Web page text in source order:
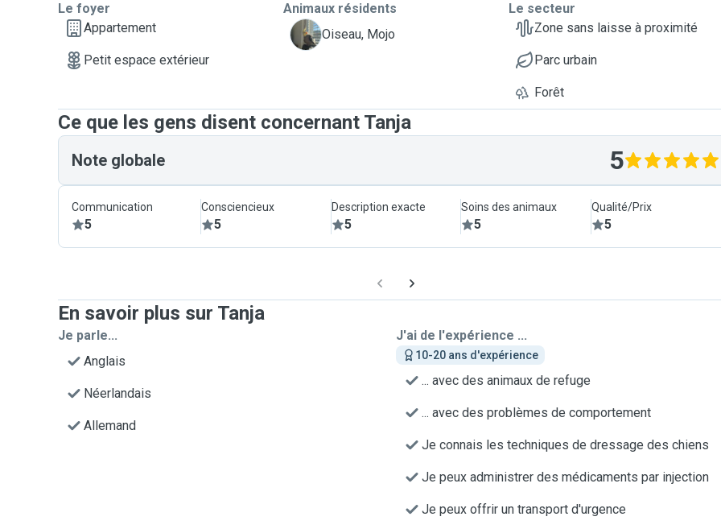
Le foyer
Appartement
Petit espace extérieur
Animaux résidents
M
Oiseau, Mojo
Le secteur
Zone sans laisse à proximité
Parc urbain
Forêt
Ce que les gens disent concernant Tanja
Note globale 5
Communication
5
Consciencieux
5
Description exacte
5
Soins des animaux
5
Qualité/Prix
5
En savoir plus sur Tanja
Je parle...
Anglais
Néerlandais
Allemand
J'ai de l'expérience ...
10-20 ans d'expérience
... avec des animaux de refuge
... avec des problèmes de comportement
Je connais les techniques de dressage des chiens
Je peux administrer des médicaments par injection
Je peux offrir un transport d'urgence